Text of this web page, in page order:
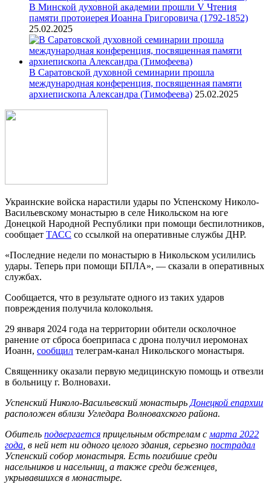
В Минской духовной академии прошли V Чтения
памяти протоиерея Иоанна Григоровича (1792-1852)
25.02.2025
В Саратовской духовной семинарии прошла
международная конференция, посвященная памяти
архиепископа Александра (Тимофеева) 25.02.2025
Украинские войска нарастили удары по Успенскому Николо-
Васильевскому монастырю в селе Никольском на юге
Донецкой Народной Республики при помощи беспилотников,
сообщает ТАСС со ссылкой на оперативные службы ДНР.
«Последние недели по монастырю в Никольском усилились
удары. Теперь при помощи БПЛА», — сказали в оперативных
службах.
Сообщается, что в результате одного из таких ударов
повреждения получила колокольня.
29 января 2024 года на территории обители осколочное
ранение от сброса боеприпаса с дрона получил иеромонах
Иоанн, сообщил телеграм-канал Никольского монастыря.
Священнику оказали первую медицинскую помощь и отвезли
в больницу г. Волновахи.
Успенский Николо-Васильевский монастырь Донецкой епархии
расположен вблизи Угледара Волновахского района.
Обитель подвергается прицельным обстрелам с марта 2022
года , в ней нет ни одного целого здания, серьезно пострадал
Успенский собор монастыря. Есть погибшие среди
насельников и насельниц, а также среди беженцев,
укрывавшихся в монастыре.